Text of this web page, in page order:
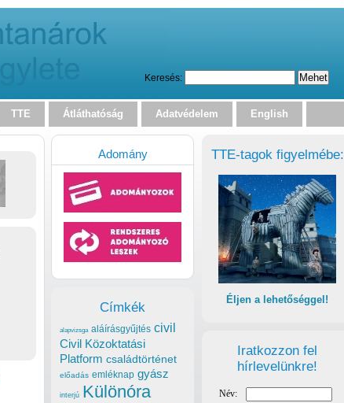
Keresés:
TTE Átláthatóság Adatvédelem English
TTE-tagok figyelmébe:
Éljen a lehetőséggel!
Iratkozzon fel
hírlevelünkre!
Adomány
Címkék
alapvizsga aláírásgyűjtés civil
Civil Közoktatási
Platform családtörténet
előadás emléknap gyász
interjú Különóra